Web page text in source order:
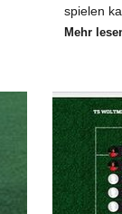
spielen
Mehr